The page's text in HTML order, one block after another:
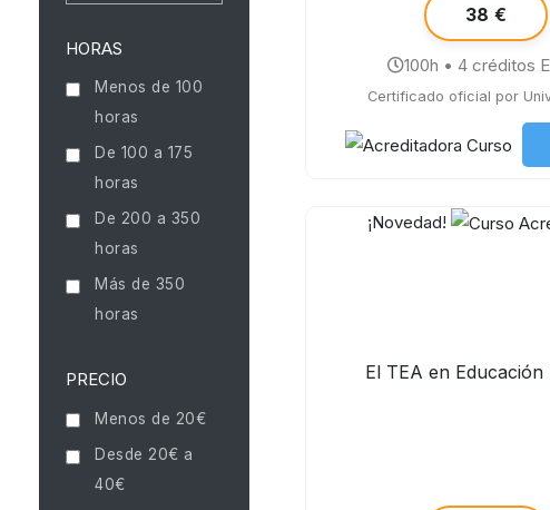
HORAS
Menos de 100
horas
De 100 a 175
horas
De 200 a 350
horas
Más de 350
horas
PRECIO
Menos de 20€
Desde 20€ a
40€
38 €
100h • 4 créditos
Certificado oficial por
¡Novedad!
El TEA en